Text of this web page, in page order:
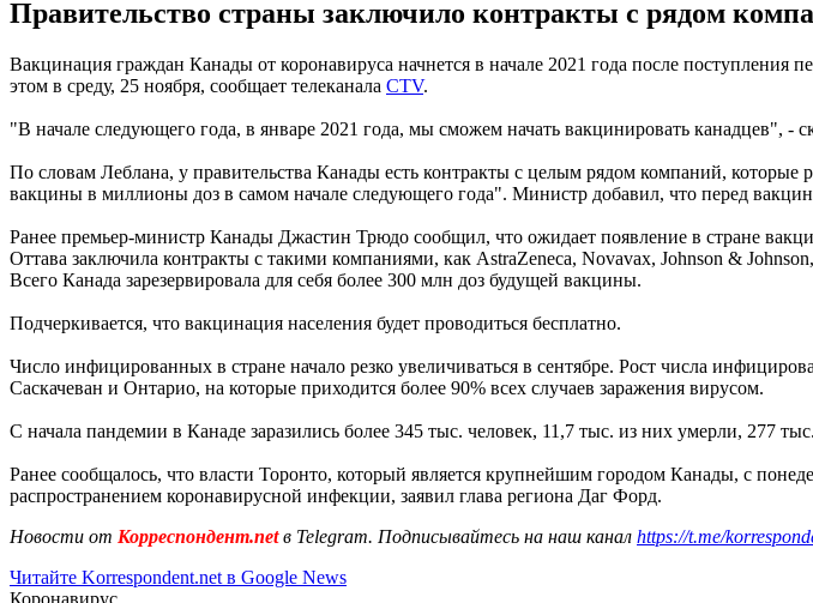
Правительство страны заключило контракты с рядом
Вакцинация граждан Канады от коронавируса начнется в начале 2021 года после
этом в среду, 25 ноября, сообщает телеканала CTV.
"В начале следующего года, в январе 2021 года, мы сможем начать вакцинировать канадцев", -
По словам Леблана, у правительства Канады есть контракты с целым рядом компаний,
вакцины в миллионы доз в самом начале следующего года". Министр добавил, что перед
Ранее премьер-министр Канады Джастин Трюдо сообщил, что ожидает появление в стране
Оттава заключила контракты с такими компаниями, как AstraZeneca, Novavax, Johnson &
Всего Канада зарезервировала для себя более 300 млн доз будущей вакцины.
Подчеркивается, что вакцинация населения будет проводиться бесплатно.
Число инфицированных в стране начало резко увеличиваться в сентябре. Рост числа
Саскачеван и Онтарио, на которые приходится более 90% всех случаев заражения вирусом.
С начала пандемии в Канаде заразились более 345 тыс. человек, 11,7 тыс. из них умерли, 277
Ранее сообщалось, что власти Торонто, который является крупнейшим городом Канады, с
распространением коронавирусной инфекции, заявил глава региона Даг Форд.
Новости от Корреспондент.netв Telegram. Подписывайтесь на наш канал https://t.me/
Читайте Korrespondent.net в Google News
Коронавирус